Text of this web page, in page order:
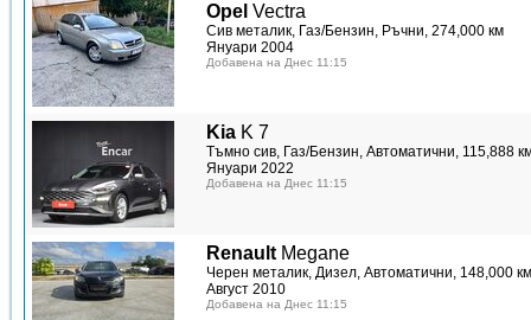
Opel Vectra
Сив металик, Газ/Бензин, Ръчни, 274,000 км
Януари 2004
Добавена на Днес 11:15
Kia K 7
Тъмно сив, Газ/Бензин, Автоматични, 115,888
Януари 2022
Добавена на Днес 11:15
Renault Megane
Черен металик, Дизел, Автоматични, 148,000 км
Август 2010
Добавена на Днес 11:15